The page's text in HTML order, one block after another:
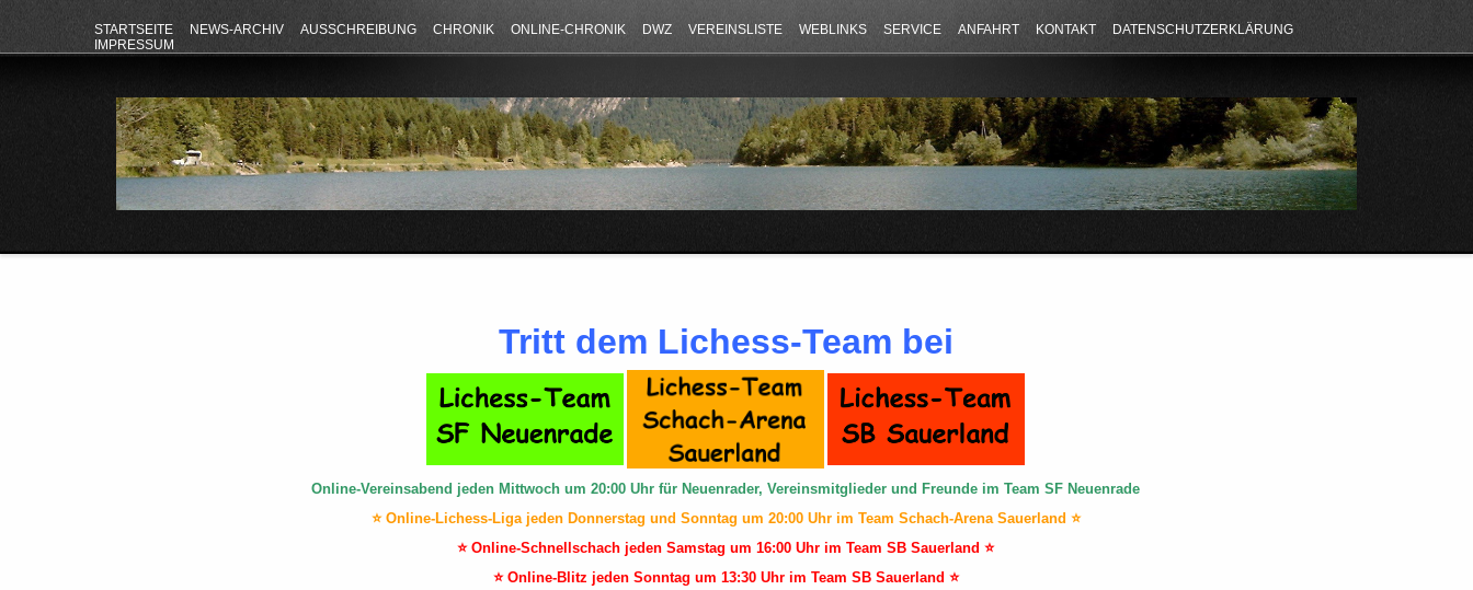
STARTSEITE NEWS-ARCHIV AUSSCHREIBUNG CHRONIK ONLINE-CHRONIK DWZ VEREINSLISTE WEBLINKS SERVICE ANFAHRT KONTAKT
DATENSCHUTZERKLÄRUNG
IMPRESSUM
Tritt dem Lichess-Team bei
Online-Vereinsabend jeden Mittwoch um 20:00 Uhr für Neuenrader, Vereinsmitglieder und Freunde im Team SF Neuenrade
⭐ Online-Lichess-Liga jeden Donnerstag und Sonntag um 20:00 Uhr im Team Schach-Arena Sauerland ⭐
⭐ Online-Schnellschach jeden Samstag um 16:00 Uhr im Team SB Sauerland ⭐
⭐ Online-Blitz jeden Sonntag um 13:30 Uhr im Team SB Sauerland ⭐